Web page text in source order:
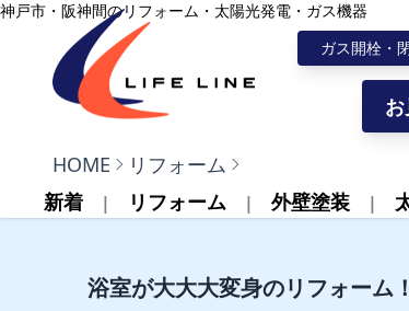
内容をスキップ
神戸市・阪神間のリフォーム・太陽光発電・ガス機器
ガス開栓・
株式会社ライフライン
HOME
リフォーム
新着
リフォーム 外壁塗装
浴室が大大大変身のリフォーム